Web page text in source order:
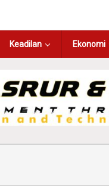
Keadilan Ekonomi